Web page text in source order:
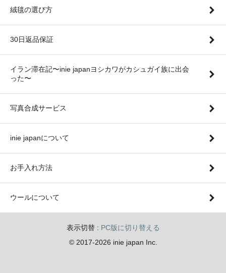
絨毯の選び方
30日返品保証
イラン滞在記〜inie japanヨシカワがカシュガイ族に出会
った〜
写真合成サービス
inie japanについて
お手入れ方法
ウールについて
表示切替 : PC版に切り替える
© 2017-2026 inie japan Inc.